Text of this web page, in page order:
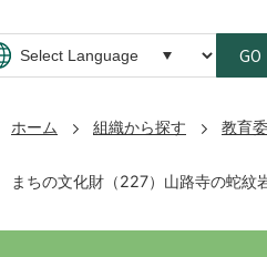
GO
ホーム 組織から探す 教育
まちの文化財（227）山路寺の蛇紋